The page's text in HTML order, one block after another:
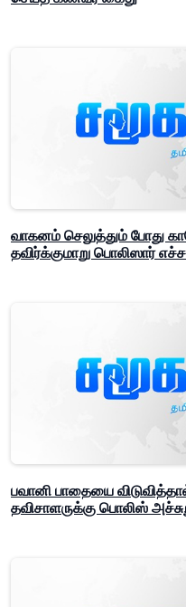
வாகனம் செலுத்தும் போது
தவிர்க்குமாறு பொலிஸார்
பவானி பாதையை
தவிசாளருக்கு பொலிஸ்